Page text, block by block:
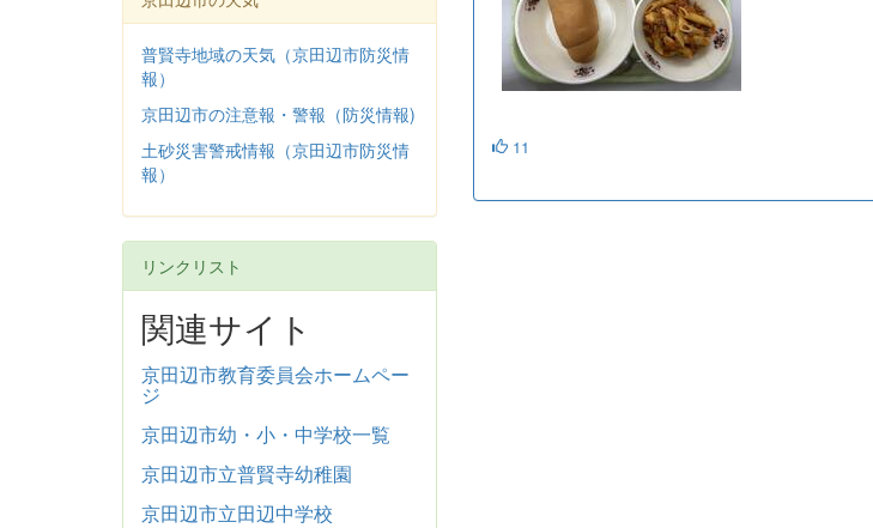
11
普賢寺地域の天気（京田辺市防災情
報）
京田辺市の注意報・警報（防災情報)
土砂災害警戒情報（京田辺市防災情
報）
リンクリスト
関連サイト
京田辺市教育委員会ホームペー
ジ
京田辺市幼・小・中学校一覧
京田辺市立普賢寺幼稚園
京田辺市立田辺中学校